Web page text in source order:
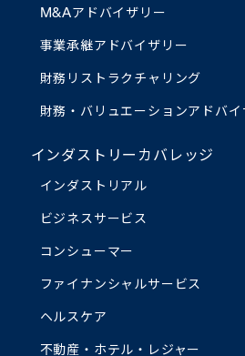
M&Aアドバイザリー
事業承継アドバイザリー
財務リストラクチャリング
財務・バリュエーションアドバイ
インダストリーカバレッジ
インダストリアル
ビジネスサービス
コンシューマー
ファイナンシャルサービス
ヘルスケア
不動産・ホテル・レジャー